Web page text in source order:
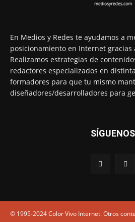
En Medios y Redes te ayudamos a
posicionamiento en Internet
Realizamos estrategias de
redactores especializados en
formadores para que tu mismo
diseñadores/desarrolladores para
SÍGUENOS
© 1995-2024 Color Vivo Internet. Otros